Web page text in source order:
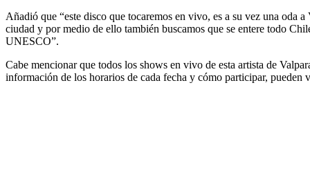
Añadió que “este disco que tocaremos en vivo, es a su vez una oda
ciudad y por medio de ello también buscamos que se entere todo
UNESCO”.
Cabe mencionar que todos los shows en vivo de esta artista de
información de los horarios de cada fecha y cómo participar, pueden